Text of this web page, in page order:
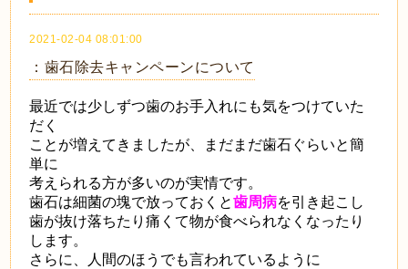
2021-02-04 08:01:00
：歯石除去キャンペーンについて
最近では少しずつ歯のお手入れにも気をつけていた
だく
ことが増えてきましたが、まだまだ歯石ぐらいと簡
単に
考えられる方が多いのが実情です。
歯石は細菌の塊で放っておくと歯周病を引き起こし
歯が抜け落ちたり痛くて物が食べられなくなったり
します。
さらに、人間のほうでも言われているように